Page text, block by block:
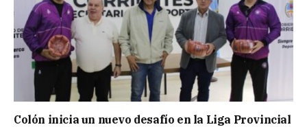
Colón inicia un nuevo desafío en la Liga Provincial